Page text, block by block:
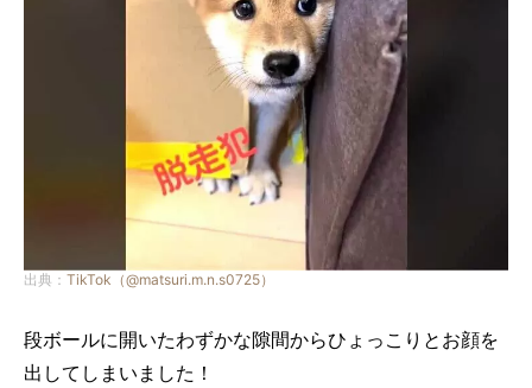
出典： TikTok（@matsuri.m.n.s0725）
段ボールに開いたわずかな隙間からひょっこりとお顔を
出してしまいました！